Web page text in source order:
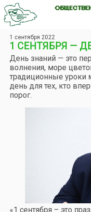
1 сентября 2022
1 СЕНТЯБРЯ —
День знаний — это
волнения, море
традиционные уроки
день для тех, кто
порог.
«1 сентября – это